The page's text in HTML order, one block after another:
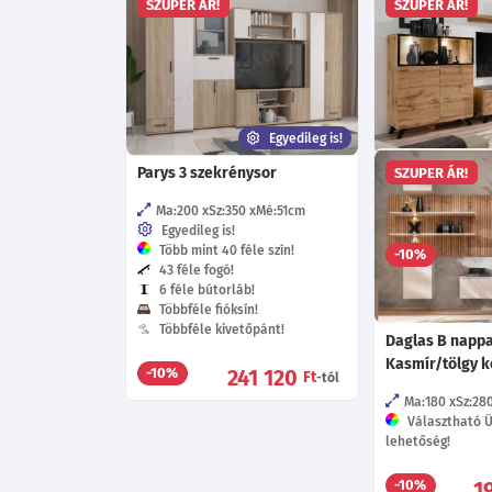
SZUPER ÁR!
Egyedileg is!
Parys 3 szekrénysor
Ma:200 Sz:350 Mé:51cm
Egyedileg is!
Több mint 40 féle szín!
43 féle fogó!
6 féle bútorláb!
Többféle fióksín!
Többféle kivetőpánt!
-10% 241 120 Ft-tól
SZUPER ÁR!
Ten
Ma:197 Sz:280
-10%
SZUPER ÁR!
Daglas B
Kasmír/tölgy
Ma:180
Választható
lehetőség!
-10%